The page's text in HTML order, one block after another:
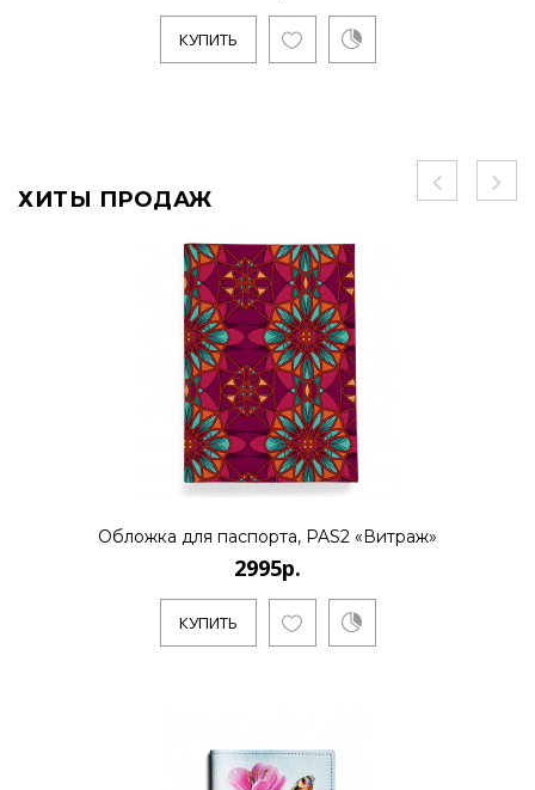
КУПИТЬ
ХИТЫ ПРОДАЖ
Обложка для паспорта, PAS2 «Витраж»
2995р.
КУПИТЬ